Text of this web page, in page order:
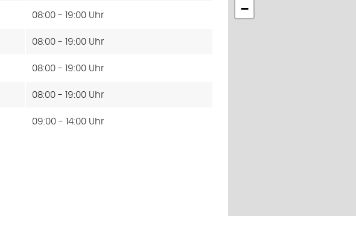
08:00 - 19:00 Uhr
08:00 - 19:00 Uhr
08:00 - 19:00 Uhr
08:00 - 19:00 Uhr
09:00 - 14:00 Uhr
−